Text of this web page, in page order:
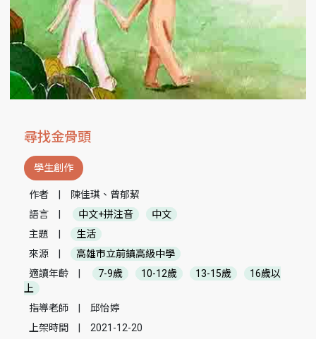
尋找金骨頭
學生創作
作者
陳佳琪、曾郁絜
語言
中文+拼注音
中文
主題
生活
來源
高雄市立前鎮高級中學
適讀年齡
7-9歲 10-12歲 13-15歲
16歲以
上
指導老師
邱怡婷
上架時間
2021-12-20